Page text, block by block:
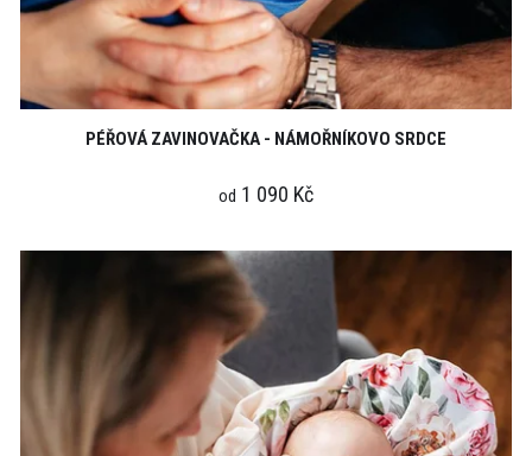
PÉŘOVÁ ZAVINOVAČKA - NÁMOŘNÍKOVO SRDCE
od 1 090 Kč